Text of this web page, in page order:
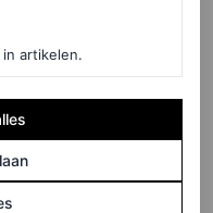
in artikelen.